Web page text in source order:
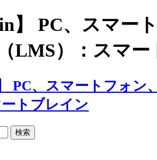
】 PC、スマー
LMS）：スマー